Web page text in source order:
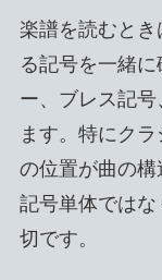
楽譜を読むと
る記号を一緒
ー、ブレス記
ます。特にク
の位置が曲の構
記号単体では
切です。